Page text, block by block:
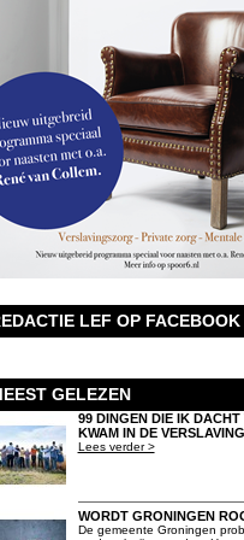
LEF OP FACEBOOK
GELEZEN
99 DINGEN DIE IK
KWAM IN DE
Lees verder >
WORDT GRONINGEN
De gemeente Groningen